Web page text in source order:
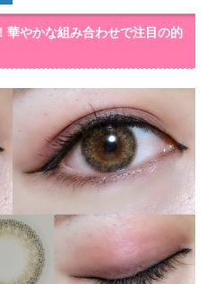
華やかな組み合わせで注目の的